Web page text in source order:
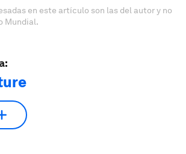
en este artículo son las del autor y no
Mundial.